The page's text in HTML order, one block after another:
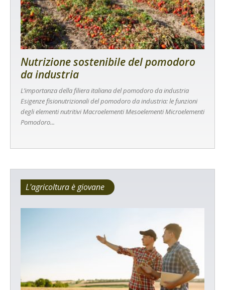
Nutrizione sostenibile del pomodoro
da industria
L’importanza della filiera italiana del pomodoro da industria
Esigenze fisionutrizionali del pomodoro da industria: le funzioni
degli elementi nutritivi Macroelementi Mesoelementi Microelementi
Pomodoro...
L'agricoltura è giovane